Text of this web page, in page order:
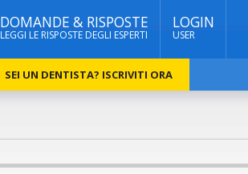
DOMANDE & RISPOSTE
LEGGI LE RISPOSTE DEGLI ESPERTI
LOGIN
USER
SEI UN DENTISTA? ISCRIVITI ORA